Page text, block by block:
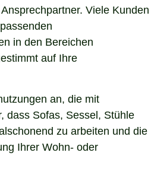
Viele Kunden
in den Bereichen
auf Ihre
an, die mit
dass Sofas, Sessel, Stühle
zu arbeiten und die
Ihrer Wohn- oder